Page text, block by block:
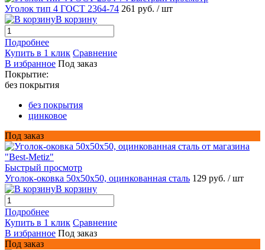
Уголок тип 4 ГОСТ 2364-74 261 руб. / шт
В корзину
Подробнее
Купить в 1 клик Сравнение
В избранное Под заказ
Покрытие:
без покрытия
без покрытия
цинковое
Под заказ
Быстрый просмотр
Уголок-оковка 50х50х50, оцинкованная сталь 129 руб. / шт
В корзину
Подробнее
Купить в 1 клик Сравнение
В избранное Под заказ
Под заказ